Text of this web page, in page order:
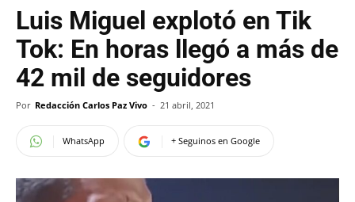
Luis Miguel explotó en Tik
Tok: En horas llegó a más de
42 mil de seguidores
Por Redacción Carlos Paz Vivo - 21 abril, 2021
WhatsApp + Seguinos en Google